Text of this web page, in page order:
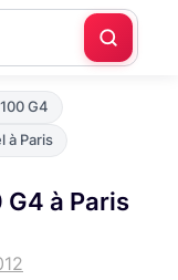
G4
à Paris
G4 à Paris